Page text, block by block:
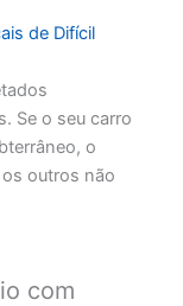
de Difícil
Se o seu carro
o
outros não
com